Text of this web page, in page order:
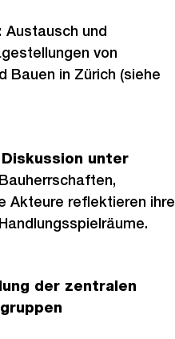
Austausch und
von
Bauen in Zürich (siehe
unter
Akteure reflektieren ihre
der zentralen